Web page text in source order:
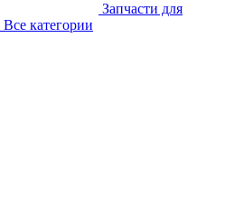
Запчасти для
Все категории